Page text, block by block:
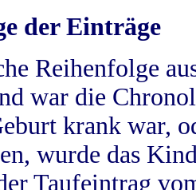
der Einträge
Reihenfolge
war die
krank war,
wurde das
Taufeintrag